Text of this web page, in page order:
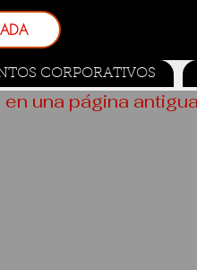
CORPORATIVOS